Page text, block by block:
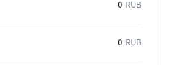
0 RUB
0 RUB